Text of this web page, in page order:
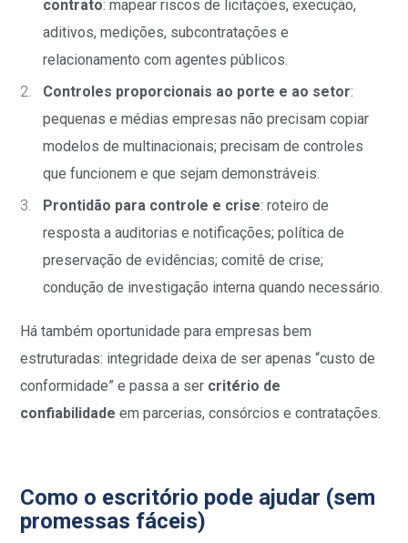
contrato: mapear riscos de licitações, execução,
aditivos, medições, subcontratações e
relacionamento com agentes públicos.
Controles proporcionais ao porte e ao setor:
pequenas e médias empresas não precisam copiar
modelos de multinacionais; precisam de controles
que funcionem e que sejam demonstráveis.
Prontidão para controle e crise: roteiro de
resposta a auditorias e notificações; política de
preservação de evidências; comitê de crise;
condução de investigação interna quando necessário.
Há também oportunidade para empresas bem
estruturadas: integridade deixa de ser apenas “custo de
conformidade” e passa a ser critério de
confiabilidade em parcerias, consórcios e contratações.
Como o escritório pode ajudar (sem
promessas fáceis)